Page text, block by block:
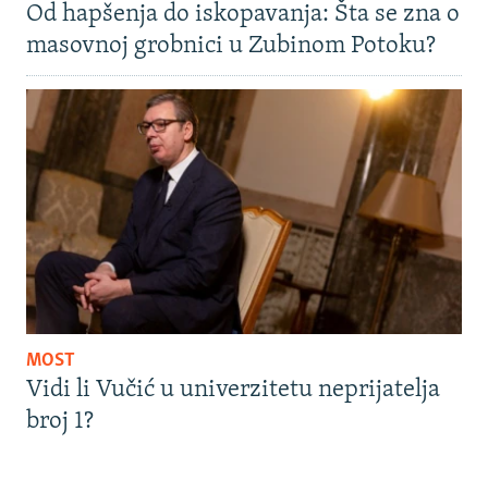
Od hapšenja do iskopavanja: Šta se zna o
masovnoj grobnici u Zubinom Potoku?
MOST
Vidi li Vučić u univerzitetu neprijatelja
broj 1?